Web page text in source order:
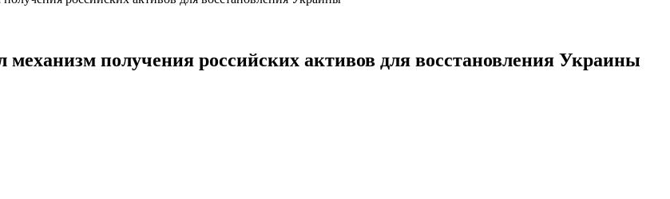
получения российских активов для восстановления Украины